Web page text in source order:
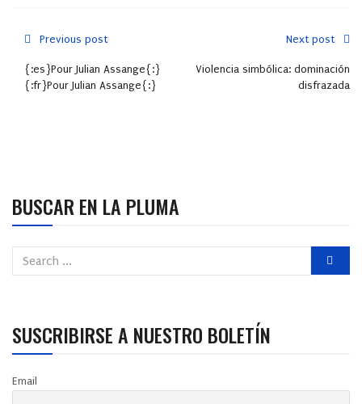
Previous post
{:es}Pour Julian Assange{:}
{:fr}Pour Julian Assange{:}
Next post
Violencia simbólica: dominación
disfrazada
BUSCAR EN LA PLUMA
SUSCRIBIRSE A NUESTRO BOLETÍN
Email